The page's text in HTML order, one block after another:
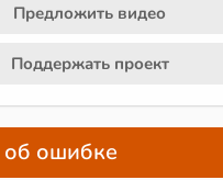
Предложить видео
Поддержать проект
ошибке